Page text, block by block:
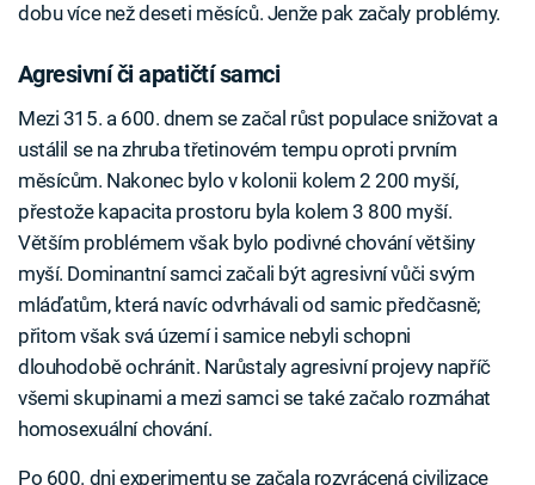
dobu více než deseti měsíců. Jenže pak začaly problémy.
Agresivní či apatičtí samci
Mezi 315. a 600. dnem se začal růst populace snižovat a
ustálil se na zhruba třetinovém tempu oproti prvním
měsícům. Nakonec bylo v kolonii kolem 2 200 myší,
přestože kapacita prostoru byla kolem 3 800 myší.
Větším problémem však bylo podivné chování většiny
myší. Dominantní samci začali být agresivní vůči svým
mláďatům, která navíc odvrhávali od samic předčasně;
přitom však svá území i samice nebyli schopni
dlouhodobě ochránit. Narůstaly agresivní projevy napříč
všemi skupinami a mezi samci se také začalo rozmáhat
homosexuální chování.
Po 600. dni experimentu se začala rozvrácená civilizace